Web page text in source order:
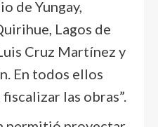
de Yungay,
Lagos de
Cruz Martínez y
En todos ellos
las obras”.